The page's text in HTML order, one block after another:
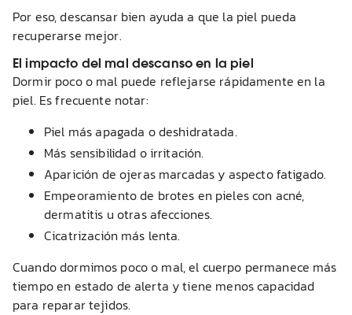
Por eso, descansar bien ayuda a que la piel pueda
recuperarse mejor.
El impacto del mal descanso en la piel
Dormir poco o mal puede reflejarse rápidamente en la
piel. Es frecuente notar:
Piel más apagada o deshidratada.
Más sensibilidad o irritación.
Aparición de ojeras marcadas y aspecto fatigado.
Empeoramiento de brotes en pieles con acné,
dermatitis u otras afecciones.
Cicatrización más lenta.
Cuando dormimos poco o mal, el cuerpo permanece más
tiempo en estado de alerta y tiene menos capacidad
para reparar tejidos.